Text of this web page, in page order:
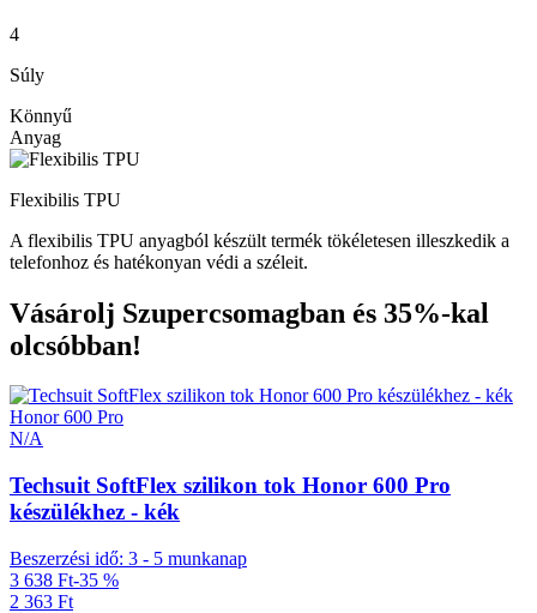
4
Súly
Könnyű
Anyag
Flexibilis TPU
A flexibilis TPU anyagból készült termék tökéletesen illeszkedik a
telefonhoz és hatékonyan védi a széleit.
Vásárolj Szupercsomagban és 35%-kal
olcsóbban!
Honor 600 Pro
N/A
Techsuit SoftFlex szilikon tok Honor 600 Pro
készülékhez - kék
Beszerzési idő: 3 - 5 munkanap
3 638 Ft-35 %
2 363 Ft